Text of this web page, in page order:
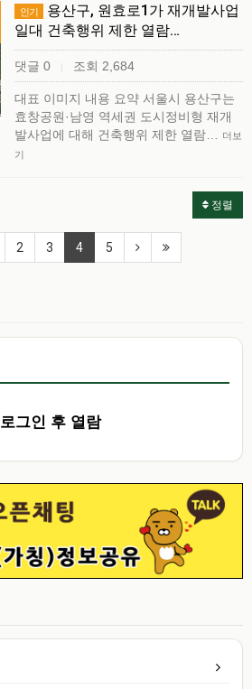
인기
용산구, 원효로1가 재개발사업
일대 건축행위 제한 열람…
댓글 0 | 조회 2,684
대표 이미지 내용 요약 서울시 용산구는
효창공원·남영 역세권 도시정비형 재개
발사업에 대해 건축행위 제한 열람…
더보
기
정렬
2 3 4 5
로그인 후 열람